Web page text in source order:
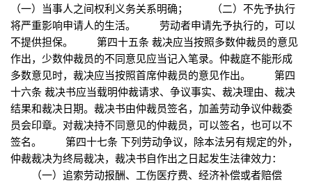
（一）当事人之间权利义务关系明确； （二）不先予执行
将严重影响申请人的生活。 劳动者申请先予执行的，可以
不提供担保。 第四十五条 裁决应当按照多数仲裁员的意见
作出，少数仲裁员的不同意见应当记入笔录。仲裁庭不能形成
多数意见时，裁决应当按照首席仲裁员的意见作出。 第四
十六条 裁决书应当载明仲裁请求、争议事实、裁决理由、裁决
结果和裁决日期。裁决书由仲裁员签名，加盖劳动争议仲裁委
员会印章。对裁决持不同意见的仲裁员，可以签名，也可以不
签名。 第四十七条 下列劳动争议，除本法另有规定的外，
仲裁裁决为终局裁决，裁决书自作出之日起发生法律效力：
（一）追索劳动报酬、工伤医疗费、经济补偿或者赔偿